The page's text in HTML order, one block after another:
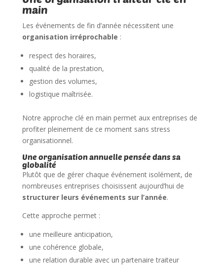
main
Les événements de fin d’année nécessitent une
organisation irréprochable :
respect des horaires,
qualité de la prestation,
gestion des volumes,
logistique maîtrisée.
Notre approche clé en main permet aux entreprises de
profiter pleinement de ce moment sans stress
organisationnel.
Une organisation annuelle pensée dans sa
globalité
Plutôt que de gérer chaque événement isolément, de
nombreuses entreprises choisissent aujourd’hui de
structurer leurs événements sur l’année.
Cette approche permet :
une meilleure anticipation,
une cohérence globale,
une relation durable avec un partenaire traiteur